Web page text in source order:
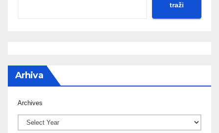
traži
Arhiva
Archives